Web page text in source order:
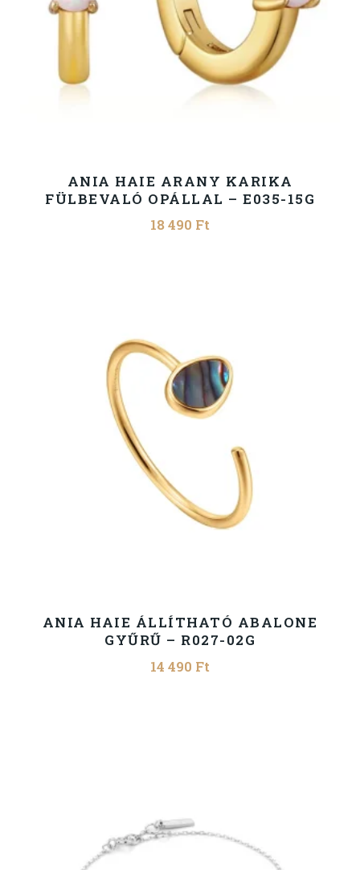
ANIA HAIE ARANY KARIKA
FÜLBEVALÓ OPÁLLAL – E035-15G
18 490 Ft
ANIA HAIE ÁLLÍTHATÓ ABALONE
GYŰRŰ – R027-02G
14 490 Ft